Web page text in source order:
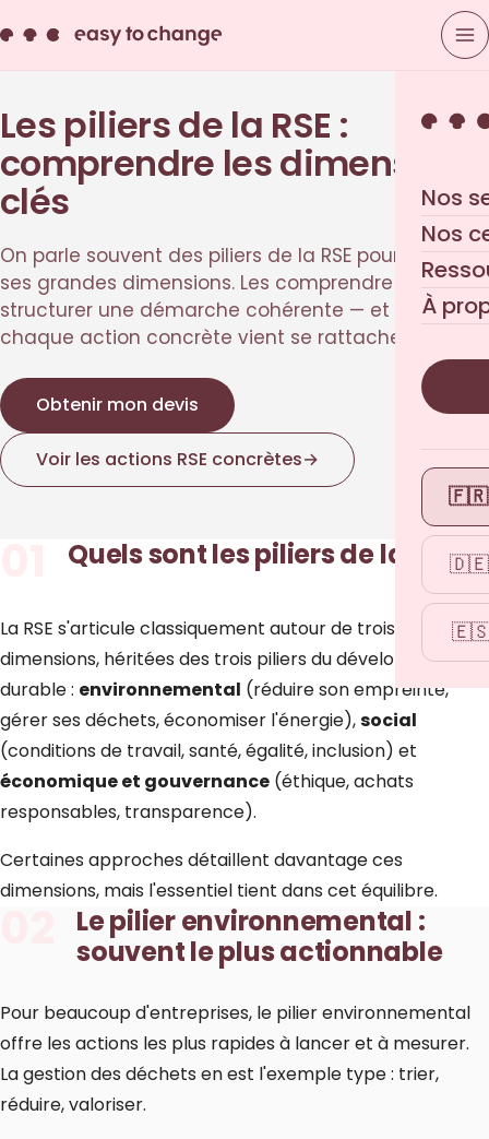
Nos
Nos
À
🇫🇷
🇩🇪
Les piliers de la RSE :
comprendre les dimensions
clés
On parle souvent des piliers de la RSE pour désigner
ses grandes dimensions. Les comprendre aide à
structurer une démarche cohérente — et à voir où
chaque action concrète vient se rattacher.
Obtenir mon devis
Voir les actions RSE concrètes→
Quels sont les piliers de la RSE ?
La RSE s'articule classiquement autour de trois
dimensions, héritées des trois piliers du développement
durable : environnemental (réduire son empreinte,
gérer ses déchets, économiser l'énergie),social
(conditions de travail, santé, égalité, inclusion) et
économique et gouvernance (éthique, achats
responsables, transparence).
Certaines approches détaillent davantage ces
dimensions, mais l'essentiel tient dans cet équilibre.
Le pilier environnemental :
souvent le plus actionnable
Pour beaucoup d'entreprises, le pilier environnemental
offre les actions les plus rapides à lancer et à mesurer.
La gestion des déchets en est l'exemple type : trier,
réduire, valoriser.